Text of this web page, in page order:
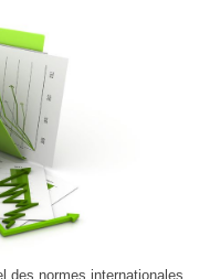
des normes internationales